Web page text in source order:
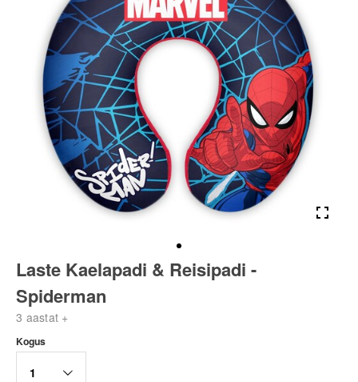
Laste Kaelapadi & Reisipadi -
Spiderman
3 aastat +
Kogus
1